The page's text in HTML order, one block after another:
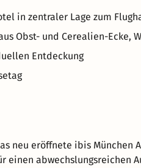
in zentraler Lage zum
Obst- und Cerealien-Ecke,
Entdeckung
neu eröffnete ibis München
einen abwechslungsreichen